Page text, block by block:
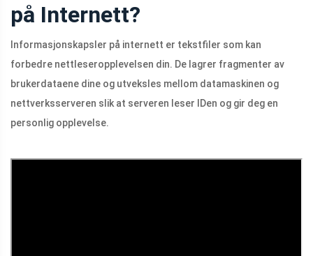
på Internett?
Informasjonskapsler på internett er tekstfiler som kan
forbedre nettleseropplevelsen din. De lagrer fragmenter av
brukerdataene dine og utveksles mellom datamaskinen og
nettverksserveren slik at serveren leser IDen og gir deg en
personlig opplevelse.